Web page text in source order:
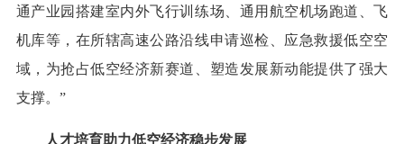
通产业园搭建室内外飞行训练场、通用航空机场跑道、飞
机库等，在所辖高速公路沿线申请巡检、应急救援低空空
域，为抢占低空经济新赛道、塑造发展新动能提供了强大
支撑。”
人才培育助力低空经济稳步发展